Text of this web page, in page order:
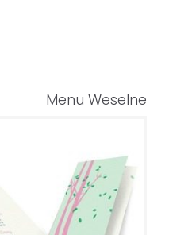
Menu Weselne